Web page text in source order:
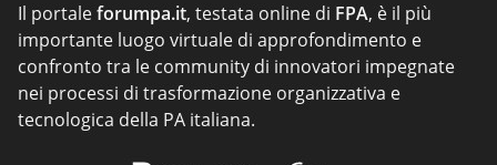
Il portaleforumpa.it, testata online di FPA, è il più
importante luogo virtuale di approfondimento e
confronto tra le community di innovatori impegnate
nei processi di trasformazione organizzativa e
tecnologica della PA italiana.